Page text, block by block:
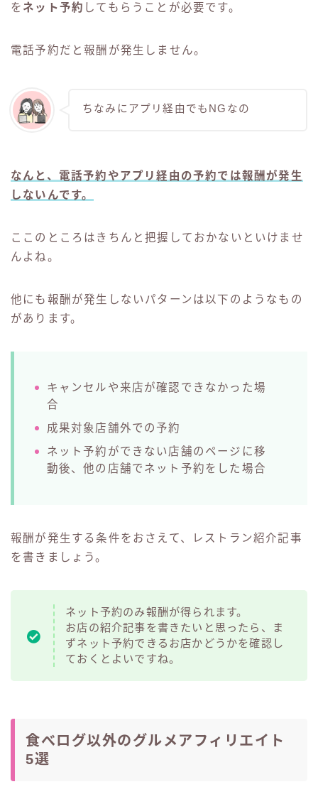
を ネット予約 してもらうことが必要です。
電話予約だと報酬が発生しません。
ちなみにアプリ経由でもNGなの
なんと、電話予約やアプリ経由の予約では報酬が発生
しないんです。
ここのところはきちんと把握しておかないといけませ
んよね。
他にも報酬が発生しないパターンは以下のようなもの
があります。
キャンセルや来店が確認できなかった場
合
成果対象店舗外での予約
ネット予約ができない店舗のページに移
動後、他の店舗でネット予約をした場合
報酬が発生する条件をおさえて、レストラン紹介記事
を書きましょう。
ネット予約のみ報酬が得られます。
お店の紹介記事を書きたいと思ったら、ま
ずネット予約できるお店かどうかを確認し
ておくとよいですね。
食べログ以外のグルメアフィリエイト
5選